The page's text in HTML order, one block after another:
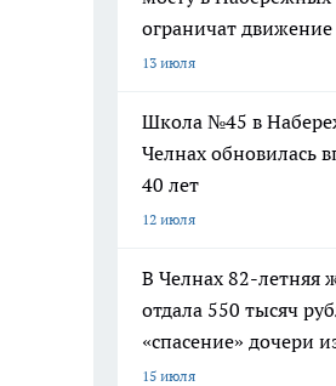
ограничат движение
13 июля
Школа №45 в
Челнах обновилась
40 лет
12 июля
В Челнах 82-летняя
отдала 550 тысяч
«спасение» дочери
15 июля